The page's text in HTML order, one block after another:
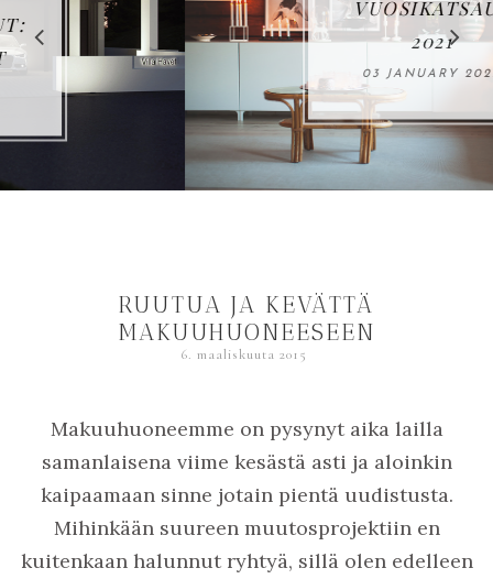
VUOSIKATSAUS
2021
RUUTUA JA KEVÄTTÄ
MAKUUHUONEESEEN
6. maaliskuuta 2015
Makuuhuoneemme on pysynyt aika lailla
samanlaisena viime kesästä asti ja aloinkin
kaipaamaan sinne jotain pientä uudistusta.
Mihinkään suureen muutosprojektiin en
kuitenkaan halunnut ryhtyä, sillä olen edelleen